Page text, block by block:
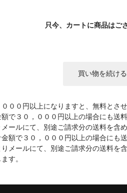
只今、カートに商品はご
００円以上になりますと、無料とさせ
で３０，０００円以上の場合にも送
ールにて、別途ご請求分の送料を含
額で３０，０００円以上の場合にも
メールにて、別途ご請求分の送料を
す。